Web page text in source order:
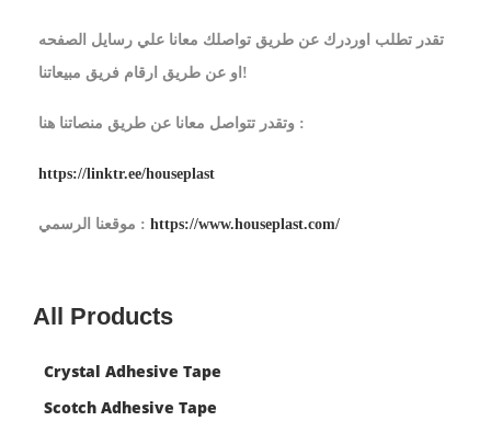
تقدر تطلب اوردرك عن طريق تواصلك معانا علي رسايل الصفحه
او عن طريق ارقام فريق مبيعاتنا!
وتقدر تتواصل معانا عن طريق منصاتنا هنا :
https://linktr.ee/houseplast
موقعنا الرسمي : https://www.houseplast.com/
All Products
Crystal Adhesive Tape
Scotch Adhesive Tape